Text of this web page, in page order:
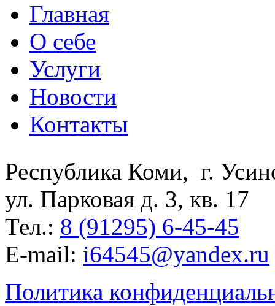
Главная
О себе
Услуги
Новости
Контакты
Республика Коми, г.
ул. Парковая д. 3, кв. 17
Тел.: 8 (91295) 6-45-45
E-mail: i64545@yandex.ru
Политика